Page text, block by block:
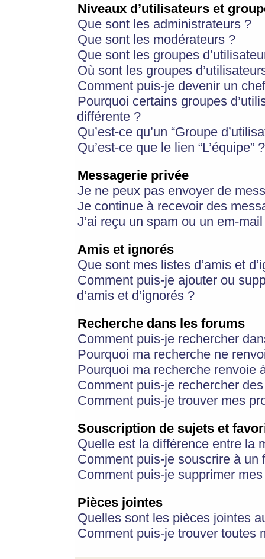
Niveaux d’utilisateurs et
Que sont les administrateurs ?
Que sont les modérateurs ?
Que sont les groupes
Où sont les groupes
Comment puis-je devenir un
Pourquoi certains groupes
différente ?
Qu’est-ce qu’un “Groupe
Qu’est-ce que le lien “L’équipe” ?
Messagerie privée
Je ne peux pas envoyer de
Je continue à recevoir des
J’ai reçu un spam ou un em-
Amis et ignorés
Que sont mes listes d’amis et
Comment puis-je ajouter ou
d’amis et d’ignorés ?
Recherche dans les forums
Comment puis-je rechercher
Pourquoi ma recherche ne
Pourquoi ma recherche renvoie
Comment puis-je rechercher
Comment puis-je trouver mes
Souscription de sujets et
Quelle est la différence entre la
Comment puis-je souscrire à
Comment puis-je supprimer
Pièces jointes
Quelles sont les pièces jointes
Comment puis-je trouver toutes